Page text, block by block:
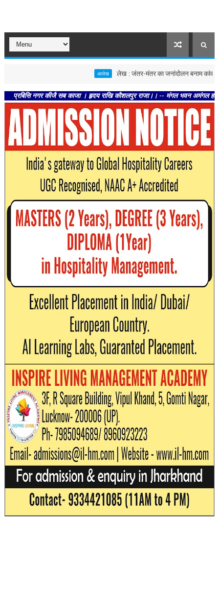
लेख : जंतर-मंतर का जनांदोलन बनाम कांवड़ यात्रा
नगर कीजै सब काजा । हृदय राखि कौशलपुर राजा।। -- मंगल भवन अमंगल हारी। द्रवहु